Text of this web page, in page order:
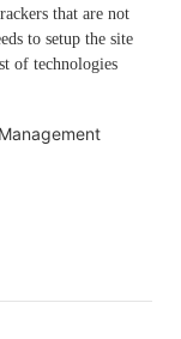
that are not
to setup the site
of technologies